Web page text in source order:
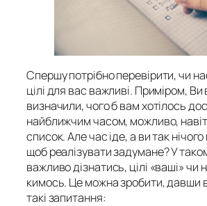
Спершу потрібно перевірити, чи
цілі для вас важливі. Приміром,
визначили, чого б вам хотілось
найближчим часом, можливо,
список. Але час іде, а ви так
щоб реалізувати задумане? У
важливо дізнатись, цілі «ваші» чи
кимось. Це можна зробити, давши
такі запитання: